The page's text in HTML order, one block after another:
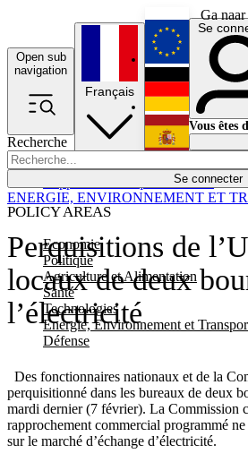
Ga
Open sub
navigation
Recherche
Se connecter
POLICY AREAS
Economie
Politique
Agriculture et Alimentation
Santé
Technologies
Energie, Environnement et
Défense
Économie
Français
English
Deutsch
Español
Se
Vous êtes
Perquisitions de
locaux de deux
l’électricité
Des fonctionnaires nationaux et de la
perquisitionné dans les bureaux de deux
mardi dernier (7 février). La Commission
rapprochement commercial programmé
sur le marché d’échange d’électricité.
ENERGIE, ENVIRONNEMENT ET